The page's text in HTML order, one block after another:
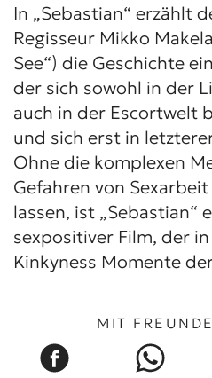
In „Sebastian“ erzählt
Regisseur Mikko
See“) die Geschichte
der sich sowohl in der
auch in der Escortwelt
und sich erst in
Ohne die komplexen
Gefahren von
lassen, ist „Sebastian“
sexpositiver Film, der
Kinkyness Momente
MIT